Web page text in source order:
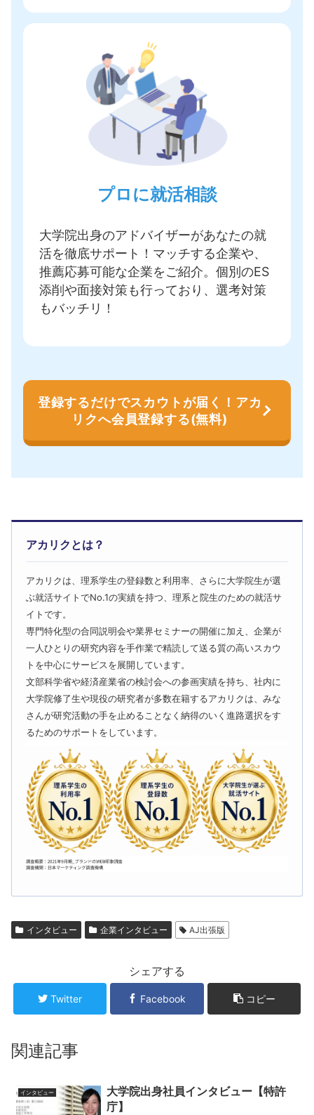
プロに就活相談
大学院出身のアドバイザーがあなたの就
活を徹底サポート！ マッチする企業や、
推薦応募可能な企業をご紹介。個別のES
添削や面接対策も行っており、選考対策
もバッチリ！
登録するだけでスカウトが届く！アカ
リクへ会員登録する(無料)
アカリクとは？
アカリクは、理系学生の登録数と利用率、さらに大学院生が選
ぶ就活サイトでNo.1の実績を持つ、理系と院生のための就活サ
イトです。
専門特化型の合同説明会や業界セミナーの開催に加え、企業が
一人ひとりの研究内容を手作業で精読して送る質の高いスカウ
トを中心にサービスを展開しています。
文部科学省や経済産業省の検討会への参画実績を持ち、社内に
大学院修了生や現役の研究者が多数在籍するアカリクは、みな
さんが研究活動の手を止めることなく納得のいく進路選択をす
るためのサポートをしています。
インタビュー 企業インタビュー AJ出張版
シェアする
Twitter Facebook コピー
関連記事
インタビュー
大学院出身社員インタビュー【特許
庁】